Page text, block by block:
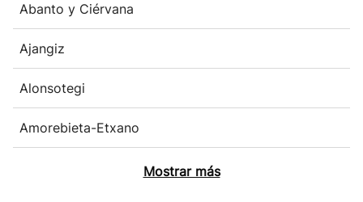
Abanto y Ciérvana
Ajangiz
Alonsotegi
Amorebieta-Etxano
Mostrar más